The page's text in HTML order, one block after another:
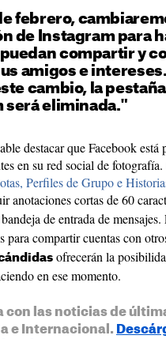
febrero,
de Instagram para
compartir y
amigos e
cambio, la
será eliminada."
destacar que Facebook
en su red social de
Perfiles de Grupo e
anotaciones cortas de 60
de entrada de mensajes.
para compartir cuentas con
ofrecerán la
en ese momento.
con las noticias de
e Internacional.